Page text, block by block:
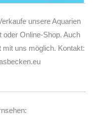
unsere Aquarien
Online-Shop. Auch
uns möglich. Kontakt: